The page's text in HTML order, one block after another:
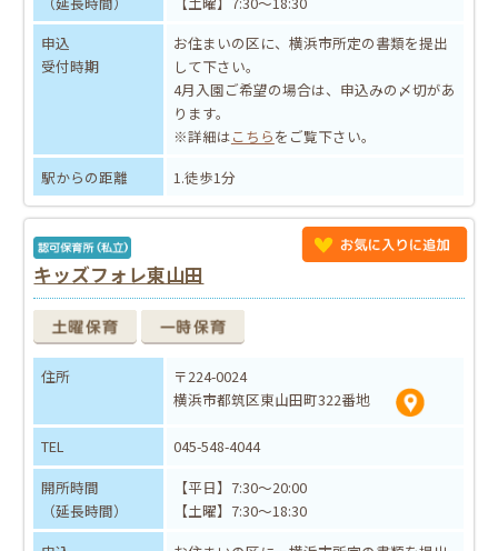
申込
受付時期
お住まいの区に、横浜市所定の書類を提出
して下さい。
4月入園ご希望の場合は、申込みの〆切があ
ります。
※詳細はこちらをご覧下さい。
駅からの距離
1.徒歩1分
キッズフォレ東山田
住所
〒224-0024
横浜市都筑区東山田町322番地
TEL
045-548-4044
開所時間
（延長時間）
【平日】7:30～20:00
【土曜】7:30～18:30